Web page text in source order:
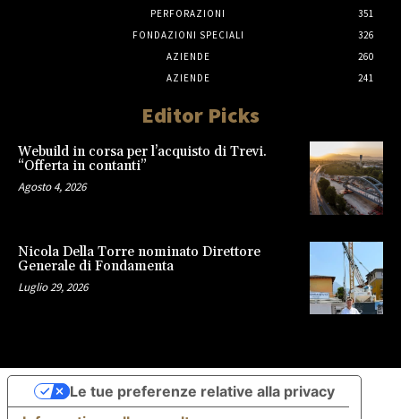
PERFORAZIONI
351
FONDAZIONI SPECIALI
326
AZIENDE
260
AZIENDE
241
Editor Picks
Webuild in corsa per l’acquisto di Trevi.
“Offerta in contanti”
Agosto 4, 2026
Nicola Della Torre nominato Direttore
Generale di Fondamenta
Luglio 29, 2026
Le tue preferenze relative alla privacy